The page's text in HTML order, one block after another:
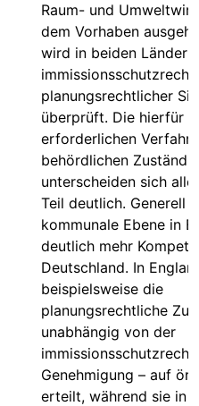
Raum- und
dem Vorhaben
wird in beiden Ländern
planungsrechtlicher
überprüft. Die hierfür
erforderlichen
behördlichen
unterscheiden sich
Teil deutlich. Generell
kommunale Ebene in
deutlich mehr
Deutschland. In
beispielsweise die
planungsrechtliche
unabhängig von der
Genehmigung – auf
erteilt, während sie in